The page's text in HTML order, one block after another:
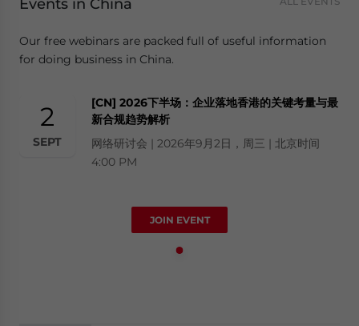
Events in China
Our free webinars are packed full of useful information
for doing business in China.
2
SEPT
[CN] 2026下半场：企业落地香港的关键考量与最
新合规趋势解析
网络研讨会 | 2026年9月2日，周三 | 北京时间
4:00 PM
JOIN EVENT